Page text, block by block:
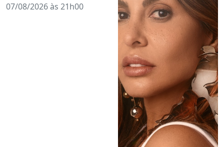
07/08/2026 às 21h00